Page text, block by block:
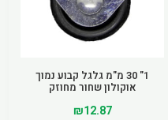
1" 30 מ"מ גלגל קבוע נמוך
אוקולון שחור מחוזק
₪12.87
ניתן
לבחור
האפשרויות
בעמוד
המוצר